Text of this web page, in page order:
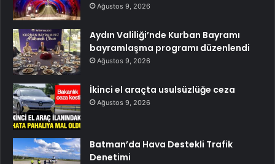
Ağustos 9, 2026
Aydın Valiliği’nde Kurban Bayramı
bayramlaşma programı düzenlendi
Ağustos 9, 2026
İkinci el araçta usulsüzlüğe ceza
Ağustos 9, 2026
Batman’da Hava Destekli Trafik
Denetimi